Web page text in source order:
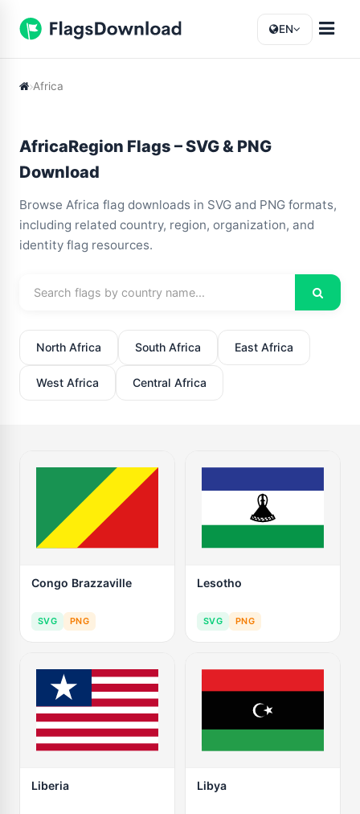
EN
Africa
AfricaRegion Flags – SVG & PNG
Download
Browse Africa flag downloads in SVG and PNG formats,
including related country, region, organization, and
identity flag resources.
North Africa South Africa East Africa
West Africa Central Africa
Congo Brazzaville
SVG PNG
Lesotho
SVG PNG
Liberia Libya